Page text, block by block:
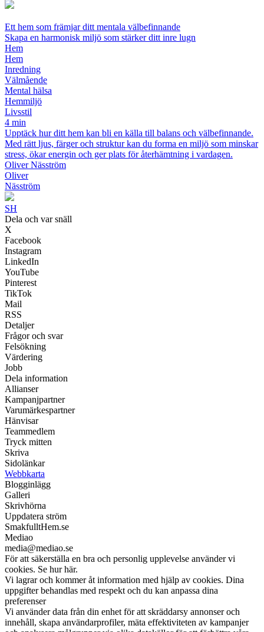
Ett hem som främjar ditt mentala välbefinnande
Skapa en harmonisk miljö som stärker ditt inre lugn
Hem
Hem
Inredning
Välmående
Mental hälsa
Hemmiljö
Livsstil
4 min
Upptäck hur ditt hem kan bli en källa till balans och välbefinnande.
Med rätt ljus, färger och struktur kan du forma en miljö som minskar
stress, ökar energin och ger plats för återhämtning i vardagen.
Oliver Näsström
Oliver
Näsström
SH
Dela och var snäll
X
Facebook
Instagram
LinkedIn
YouTube
Pinterest
TikTok
Mail
RSS
Detaljer
Frågor och svar
Felsökning
Värdering
Jobb
Dela information
Allianser
Kampanjpartner
Varumärkespartner
Hänvisar
Teammedlem
Tryck mitten
Skriva
Sidolänkar
Webbkarta
Blogginlägg
Galleri
Skrivhörna
Uppdatera ström
SmakfulltHem.se
Mediao
media@mediao.se
För att säkerställa en bra och personlig upplevelse använder vi
cookies. Se hur här.
Vi lagrar och kommer åt information med hjälp av cookies. Dina
uppgifter behandlas med respekt och du kan anpassa dina
preferenser
Vi använder data från din enhet för att skräddarsy annonser och
innehåll, skapa användarprofiler, mäta effektiviteten av kampanjer